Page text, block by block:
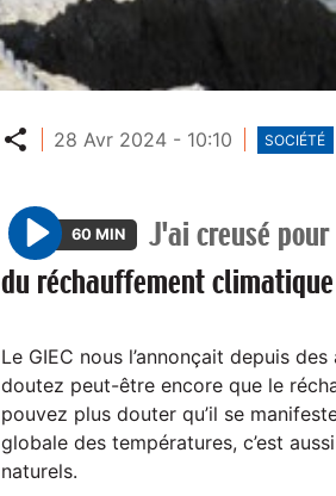
Partager
28 Avr 2024 - 10:10 SOCIÉTÉ
P
l
y
60 MIN J'ai creusé
du réchauffement climatique
Le GIEC nous l’annonçait depuis
doutez peut-être encore que le
pouvez plus douter qu’il se
globale des températures, c’est
naturels.